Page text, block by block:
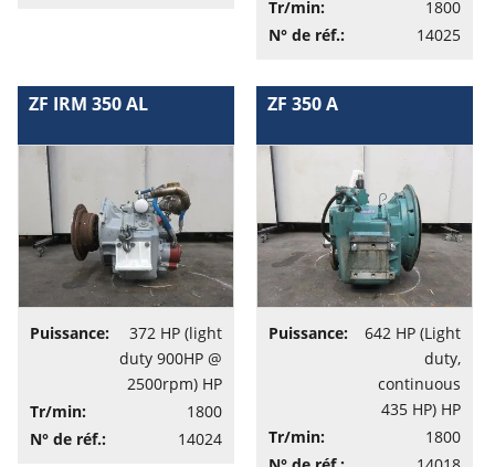
Tr/min:
1800
N° de réf.:
14025
ZF IRM 350 AL
Puissance:
372 HP (light
duty 900HP @
2500rpm) HP
Tr/min:
1800
N° de réf.:
14024
ZF 350 A
Puissance:
642 HP (Light
duty,
continuous
435 HP) HP
Tr/min:
1800